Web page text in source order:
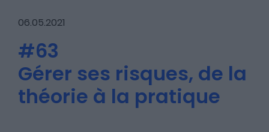
Les épisodes
06.05.2021
#63
Gérer ses risques, de la
théorie à la pratique